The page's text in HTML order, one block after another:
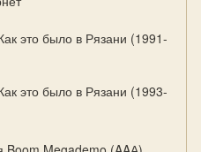
это было в Рязани (1991-
это было в Рязани (1993-